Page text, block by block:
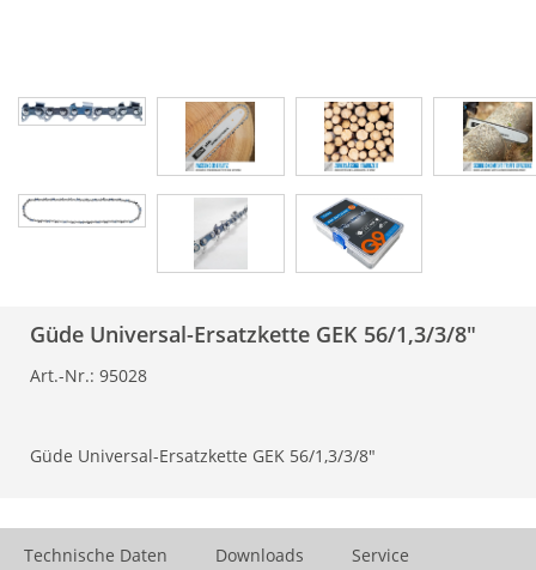
Güde Universal-Ersatzkette GEK 56/1,3/3/8"
Art.-Nr.: 95028
Güde Universal-Ersatzkette GEK 56/1,3/3/8"
Technische Daten Downloads Service